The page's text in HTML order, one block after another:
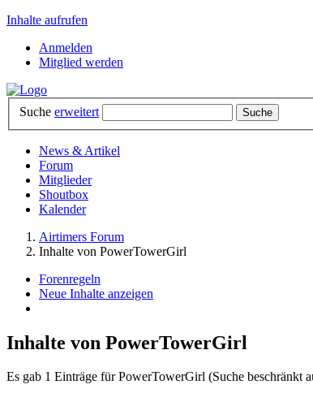
Inhalte aufrufen
Anmelden
Mitglied werden
Suche erweitert
News & Artikel
Forum
Mitglieder
Shoutbox
Kalender
Airtimers Forum
Inhalte von PowerTowerGirl
Forenregeln
Neue Inhalte anzeigen
Inhalte von PowerTowerGirl
Es gab 1 Einträge für PowerTowerGirl (Suche beschränkt